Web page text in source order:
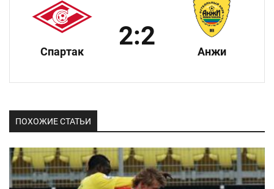
Спартак
2:2
Анжи
ПОХОЖИЕ СТАТЬИ